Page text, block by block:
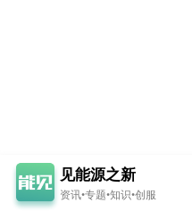
见能源之新
资讯•专题•知识•创服